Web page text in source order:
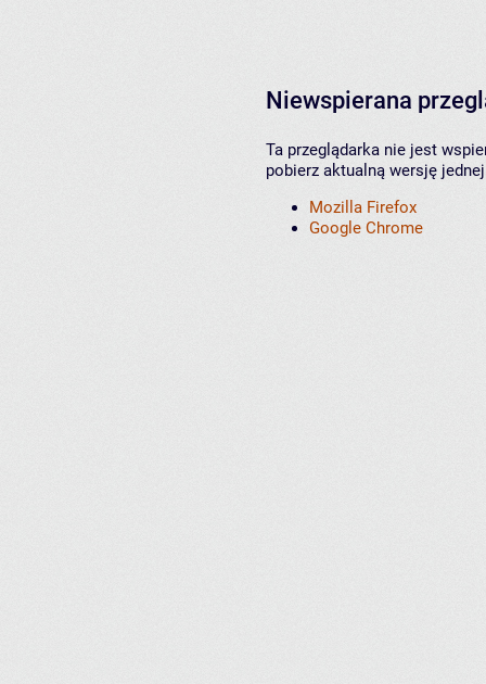
Niewspierana
Ta przeglądarka nie jest
pobierz aktualną wersję
Mozilla Firefox
Google Chrome